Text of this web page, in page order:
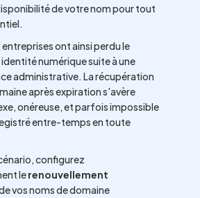
de votre nom pour tout
ont ainsi perdu le
numérique suite à une
administrative. La récupération
après expiration s'avère
onéreuse, et parfois impossible
entre-temps en toute
configurez
lerenouvellement
vos noms de domaine